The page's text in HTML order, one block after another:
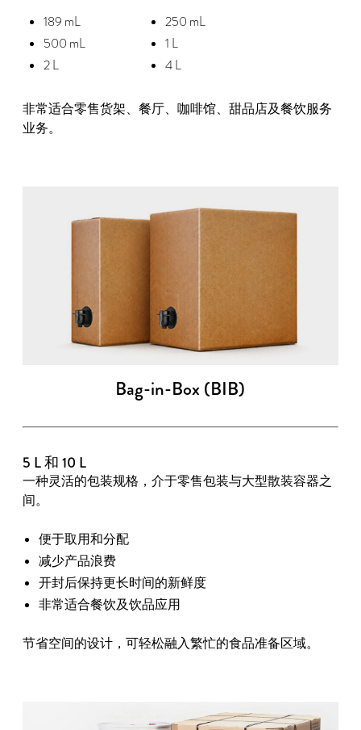
189 mL
500 mL
2 L
250 mL
1 L
4 L
非常适合零售货架、餐厅、咖啡馆、甜品店及餐饮服务
业务。
Bag-in-Box (BIB)
5 L 和 10 L
一种灵活的包装规格，介于零售包装与大型散装容器之
间。
便于取用和分配
减少产品浪费
开封后保持更长时间的新鲜度
非常适合餐饮及饮品应用
节省空间的设计，可轻松融入繁忙的食品准备区域。